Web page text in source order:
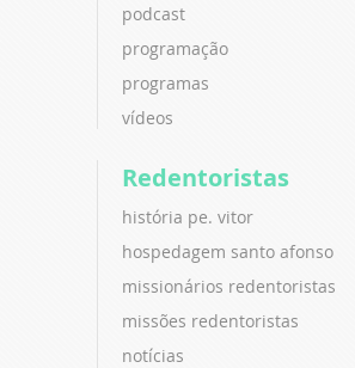
podcast
programação
programas
vídeos
Redentoristas
história pe. vitor
hospedagem santo afonso
missionários redentoristas
missões redentoristas
notícias